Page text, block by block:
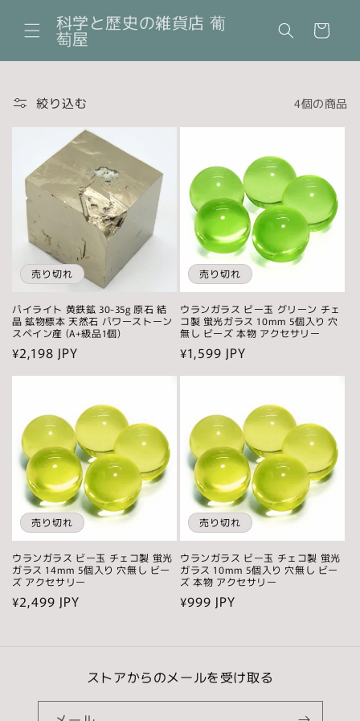
ンツに
進む
科学と歴史の雑貨店 葡
萄屋
ー
絞り込む 4個の商品
売り切れ
パイライト 黄鉄鉱 30-35g 原石 結
晶 鉱物標本 天然石 パワーストーン
スペイン産 (A+級品1個)
通
常
¥2,198 JPY
売り切れ
ウランガラス ビー玉 グリーン チェ
コ製 蛍光ガラス 10mm 5個入り 穴
無し ビーズ 本物 アクセサリー
通
常
¥1,599 JPY
売り切れ
ウランガラス ビー玉 チェコ製 蛍光
ガラス 14mm 5個入り 穴無し ビー
ズ アクセサリー
通
¥2,499 JPY
売り切れ
ウランガラス ビー玉 チェコ製 蛍光
ガラス 10mm 5個入り 穴無し ビー
ズ 本物 アクセサリー
通
¥999 JPY
ストアからのメールを受け取る